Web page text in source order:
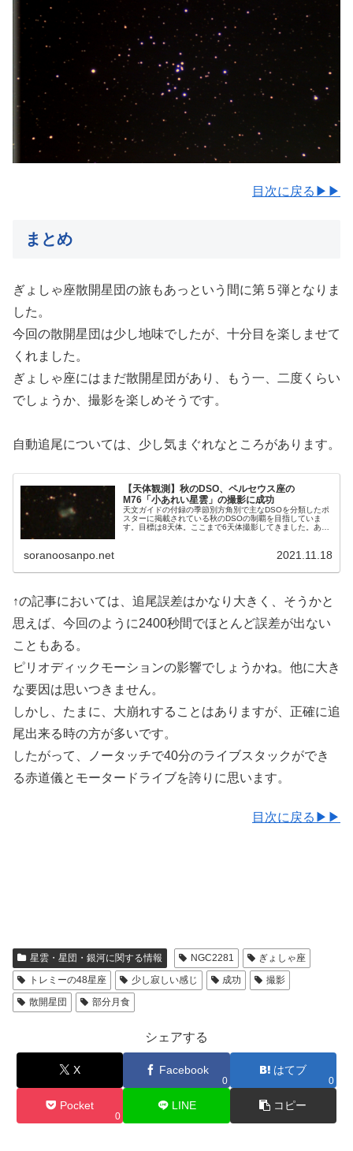
目次に戻る▶▶
まとめ
ぎょしゃ座散開星団の旅もあっという間に第５弾となりま
した。
今回の散開星団は少し地味でしたが、十分目を楽しませて
くれました。
ぎょしゃ座にはまだ散開星団があり、もう一、二度くらい
でしょうか、撮影を楽しめそうです。
自動追尾については、少し気まぐれなところがあります。
【天体観測】秋のDSO、ペルセウス座の
M76「小あれい星雲」の撮影に成功
天文ガイドの付録の季節別方角別で主なDSOを分類したポ
スターに掲載されている秋のDSOの制覇を目指していま
す。目標は8天体。ここまで6天体撮影してきました。あ
soranoosanpo.net 2021.11.18
↑の記事においては、追尾誤差はかなり大きく、そうかと
思えば、今回のように2400秒間でほとんど誤差が出ない
こともある。
ピリオディックモーションの影響でしょうかね。他に大き
な要因は思いつきません。
しかし、たまに、大崩れすることはありますが、正確に追
尾出来る時の方が多いです。
したがって、ノータッチで40分のライブスタックができ
る赤道儀とモータードライブを誇りに思います。
目次に戻る▶▶
星雲・星団・銀河に関する情報 NGC2281
ぎょしゃ座
トレミーの48星座
少し寂しい感じ 成功
撮影
散開星団
部分月食
シェアする
X Facebook
0
はてブ
0
Pocket
0
LINE コピー